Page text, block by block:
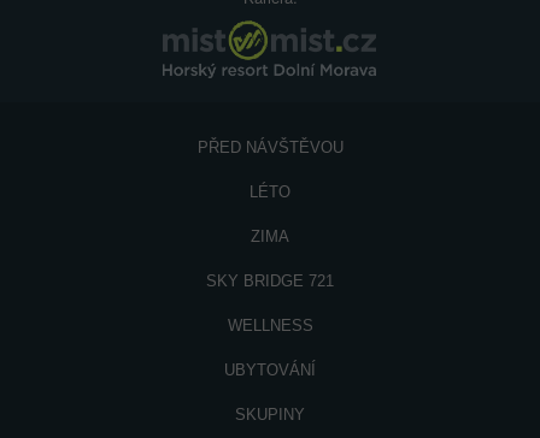
PŘED NÁVŠTĚVOU
LÉTO
ZIMA
SKY BRIDGE 721
WELLNESS
UBYTOVÁNÍ
SKUPINY